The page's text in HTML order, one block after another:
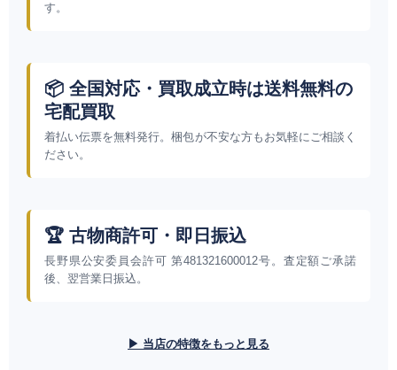
す。
📦 全国対応・買取成立時は送料無料の
宅配買取
着払い伝票を無料発行。梱包が不安な方もお気軽にご相談く
ださい。
🏆 古物商許可・即日振込
長野県公安委員会許可 第481321600012号。査定額ご承諾
後、翌営業日振込。
▶ 当店の特徴をもっと見る